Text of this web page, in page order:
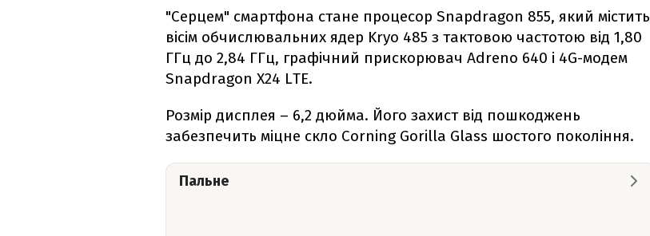
"Серцем" смартфона стане процесор Snapdragon 855, який містить
вісім обчислювальних ядер Kryo 485 з тактовою частотою від 1,80
ГГц до 2,84 ГГц, графічний прискорювач Adreno 640 і 4G-модем
Snapdragon X24 LTE.
Розмір дисплея – 6,2 дюйма. Його захист від пошкоджень
забезпечить міцне скло Corning Gorilla Glass шостого покоління.
Пальне